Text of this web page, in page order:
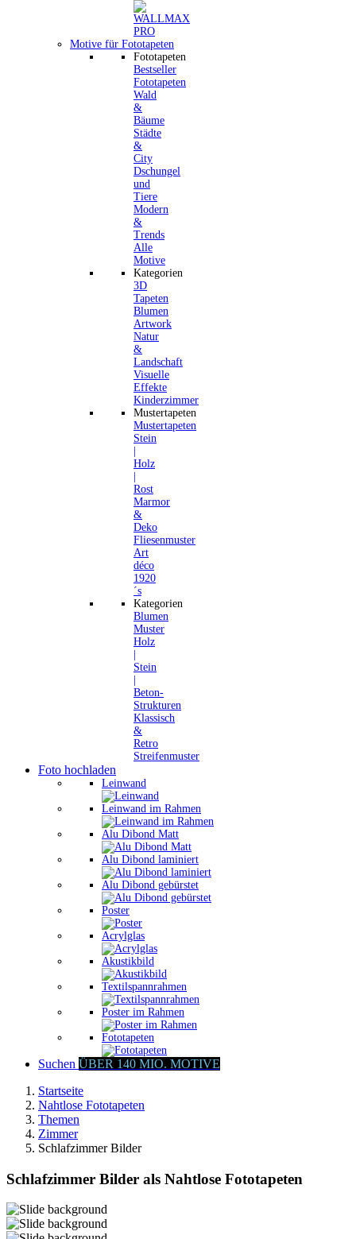
Motive für Fototapeten
Fototapeten
Bestseller
Fototapeten
Wald
&
Bäume
Städte
&
City
Dschungel
und
Tiere
Modern
&
Trends
Alle
Motive
Kategorien
3D
Tapeten
Blumen
Artwork
Natur
&
Landschaft
Visuelle
Effekte
Kinderzimmer
Mustertapeten
Mustertapeten
Stein
Holz
Rost
Marmor
&
Deko
Fliesenmuster
Art
déco
1920
´s
Kategorien
Blumen
Muster
Holz
Stein
Beton-
Strukturen
Klassisch
&
Retro
Streifenmuster
Foto hochladen
Leinwand
Leinwand im Rahmen
Alu Dibond Matt
Alu Dibond laminiert
Alu Dibond gebürstet
Poster
Acrylglas
Akustikbild
Textilspannrahmen
Poster im Rahmen
Fototapeten
Suchen ÜBER 140 MIO. MOTIVE
Startseite
Nahtlose Fototapeten
Themen
Zimmer
Schlafzimmer Bilder
Schlafzimmer Bilder als Nahtlose Fototapeten